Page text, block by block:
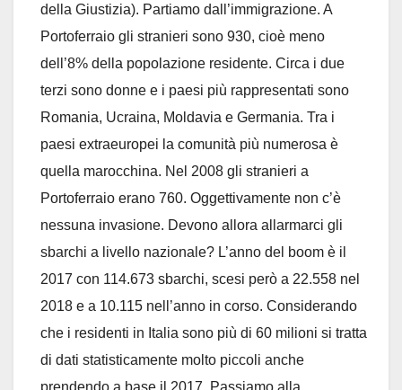
della Giustizia). Partiamo dall’immigrazione. A
Portoferraio gli stranieri sono 930, cioè meno
dell’8% della popolazione residente. Circa i due
terzi sono donne e i paesi più rappresentati sono
Romania, Ucraina, Moldavia e Germania. Tra i
paesi extraeuropei la comunità più numerosa è
quella marocchina. Nel 2008 gli stranieri a
Portoferraio erano 760. Oggettivamente non c’è
nessuna invasione. Devono allora allarmarci gli
sbarchi a livello nazionale? L’anno del boom è il
2017 con 114.673 sbarchi, scesi però a 22.558 nel
2018 e a 10.115 nell’anno in corso. Considerando
che i residenti in Italia sono più di 60 milioni si tratta
di dati statisticamente molto piccoli anche
prendendo a base il 2017. Passiamo alla